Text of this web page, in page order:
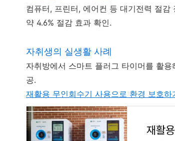
컴퓨터, 프린터, 에어컨 등 대기전력 절
약 4.6% 절감 효과 확인.
자취생의 실생활 사례
자취방에서 스마트 플러그 타이머를 활
공.
재활용 무인회수기 사용으로 환경 보호